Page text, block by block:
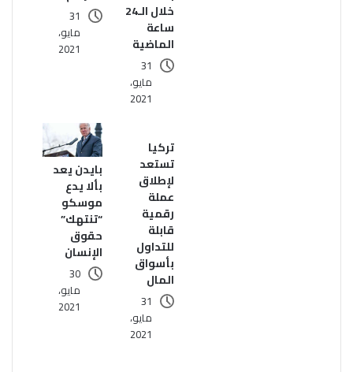
خلال الـ24
ساعة
الماضية
31
مايو،
2021
31
مايو،
2021
تركيا
تستعد
لإطلاق
عملة
رقمية
قابلة
للتداول
بأسواق
المال
31
مايو،
2021
بايدن يعد
بألا يدع
موسكو
“تنتهك”
حقوق
الإنسان
30
مايو،
2021